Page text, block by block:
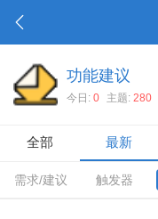
功能建议
今日: 0 主题: 280
全部 最新
需求/建议 触发器